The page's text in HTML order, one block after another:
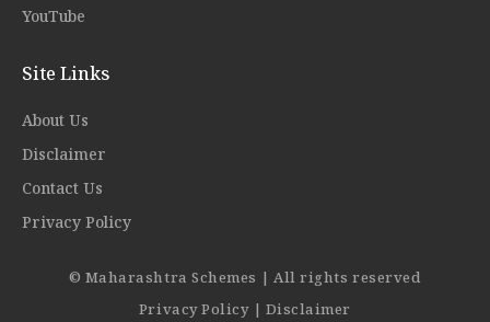
YouTube
Site Links
About Us
Disclaimer
Contact Us
Privacy Policy
© Maharashtra Schemes | All rights reserved
Privacy Policy| Disclaimer